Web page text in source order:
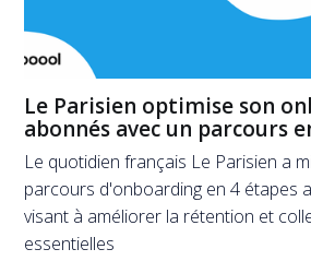
Le Parisien optimise son
abonnés avec un parcours
Le quotidien français Le Parisien a
parcours d'onboarding en 4 étapes
visant à améliorer la rétention et
essentielles